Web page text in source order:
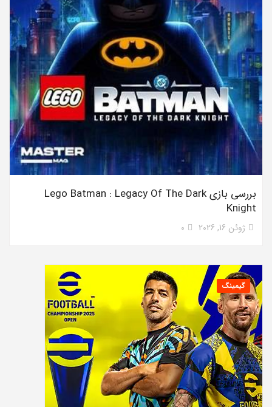
بررسی بازی Lego Batman : Legacy Of The Dark
Knight
ژوئن 16, 2026 0
گیمینگ